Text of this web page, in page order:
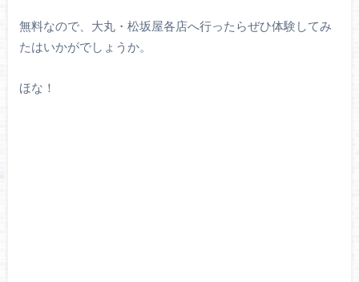
無料なので、大丸・松坂屋各店へ行ったらぜひ体験してみ
たはいかがでしょうか。
ほな！